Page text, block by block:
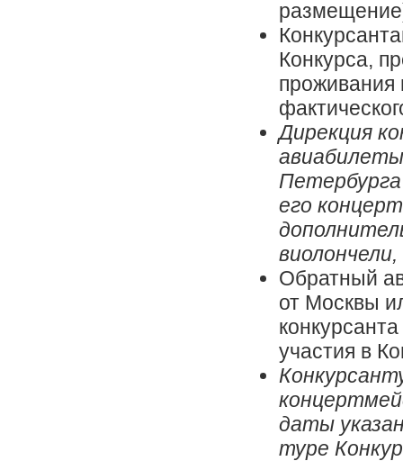
Конкурса,
проживания
Дирекция
его
Обратный
от Москвы
участия в
даты
туре